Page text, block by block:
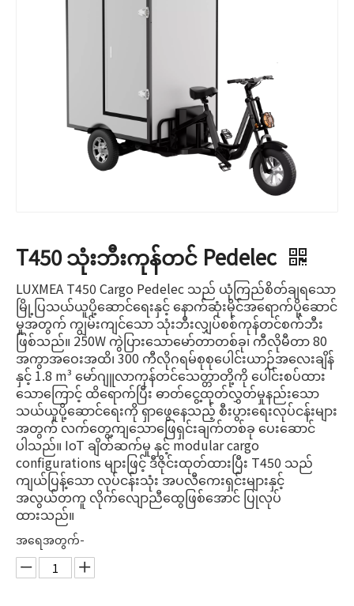
T450 သုံးဘီးကုန်တင် Pedelec
LUXMEA T450 Cargo Pedelec သည် ယုံကြည်စိတ်ချရသော
မြို့ပြသယ်ယူပို့ဆောင်ရေးနှင့် နောက်ဆုံးမိုင်အရောက်ပို့ဆောင်
မှုအတွက် ကျွမ်းကျင်သော သုံးဘီးလျှပ်စစ်ကုန်တင်စက်ဘီး
ဖြစ်သည်။ 250W ကွဲပြားသောမော်တာတစ်ခု၊ ကီလိုမီတာ 80
အကွာအဝေးအထိ၊ 300 ကီလိုဂရမ်စုစုပေါင်းယာဉ်အလေးချိန်
နှင့် 1.8 m³ မော်ဂျူလာကုန်တင်သေတ္တာတို့ကို ပေါင်းစပ်ထား
သောကြောင့် ထိရောက်ပြီး ဓာတ်ငွေ့ထုတ်လွှတ်မှုနည်းသော
သယ်ယူပို့ဆောင်ရေးကို ရှာဖွေနေသည့် စီးပွားရေးလုပ်ငန်းများ
အတွက် လက်တွေ့ကျသောဖြေရှင်းချက်တစ်ခု ပေးဆောင်
ပါသည်။ IoT ချိတ်ဆက်မှု နှင့် modular cargo
configurations များဖြင့် ဒီဇိုင်းထုတ်ထားပြီး T450 သည်
ကျယ်ပြန့်သော လုပ်ငန်းသုံး အပလီကေးရှင်းများနှင့်
အလွယ်တကူ လိုက်လျောညီထွေဖြစ်အောင် ပြုလုပ်
ထားသည်။
အရေအတွက်-